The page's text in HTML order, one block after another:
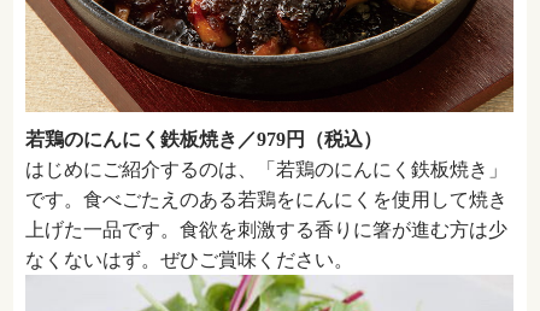
若鶏のにんにく鉄板焼き／979円（税込）
はじめにご紹介するのは、「若鶏のにんにく鉄板焼き」
です。食べごたえのある若鶏をにんにくを使用して焼き
上げた一品です。食欲を刺激する香りに箸が進む方は少
なくないはず。ぜひご賞味ください。